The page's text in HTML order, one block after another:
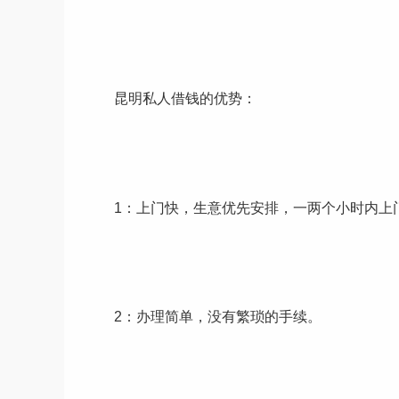
昆明私人借钱的优势：
1：上门快，生意优先安排，一两个小时内上
2：办理简单，没有繁琐的手续。